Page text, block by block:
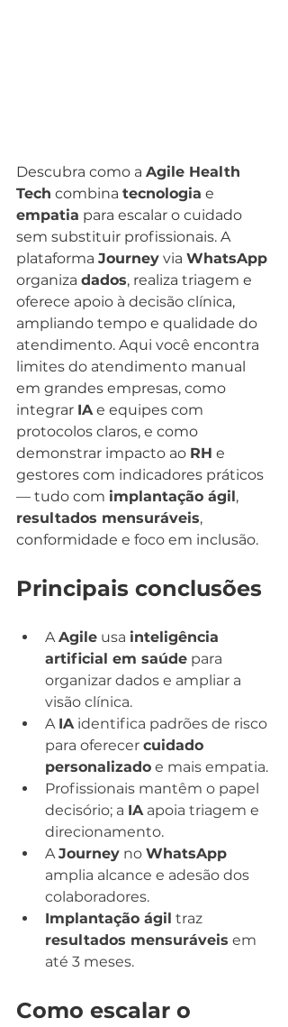
Descubra como a Agile Health
Tech combina tecnologia e
empatia para escalar o cuidado
sem substituir profissionais. A
plataforma Journey via WhatsApp
organiza dados, realiza triagem e
oferece apoio à decisão clínica,
ampliando tempo e qualidade do
atendimento. Aqui você encontra
limites do atendimento manual
em grandes empresas, como
integrar IA e equipes com
protocolos claros, e como
demonstrar impacto ao RH e
gestores com indicadores práticos
— tudo com implantação ágil,
resultados mensuráveis,
conformidade e foco em inclusão.
Principais conclusões
A Agile usa inteligência
artificial em saúde para
organizar dados e ampliar a
visão clínica.
A IA identifica padrões de risco
para oferecer cuidado
personalizado e mais empatia.
Profissionais mantêm o papel
decisório; a IA apoia triagem e
direcionamento.
A Journey no WhatsApp
amplia alcance e adesão dos
colaboradores.
Implantação ágil traz
resultados mensuráveis em
até 3 meses.
Como escalar o